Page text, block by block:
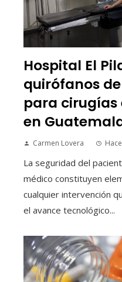
Hospital El
quirófanos
para cirugías
en
Carmen Lovera
La seguridad del
médico constituyen
cualquier intervención
el avance tecnológico...